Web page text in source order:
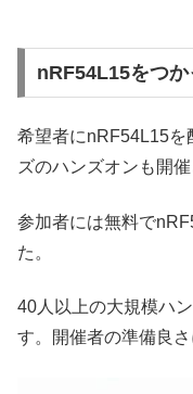
nRF54L15をつ
希望者にnRF54L15を
ズのハンズオンも開催
参加者には無料で
た。
40人以上の大規模ハ
す。開催者の準備良さ